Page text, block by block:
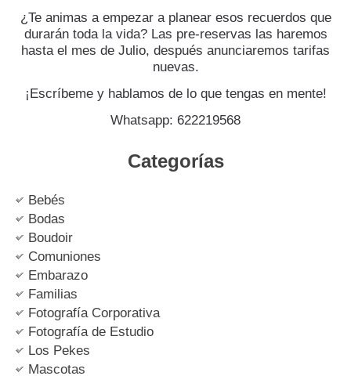
¿Te animas a empezar a planear esos recuerdos que
durarán toda la vida? Las pre-reservas las haremos
hasta el mes de Julio, después anunciaremos tarifas
nuevas.
¡Escríbeme y hablamos de lo que tengas en mente!
Whatsapp: 622219568
Categorías
Bebés
Bodas
Boudoir
Comuniones
Embarazo
Familias
Fotografía Corporativa
Fotografía de Estudio
Los Pekes
Mascotas